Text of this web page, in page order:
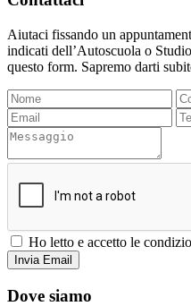
Aiutaci fissando un
indicati dell’Autoscuola o
questo form. Sapremo darti
Ho letto e accetto le
Dove siamo